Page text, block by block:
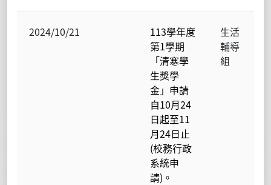
2024/10/21
113學年度
第1學期
「清寒學
生獎學
金」申請
自10月24
日起至11
月24日止
(校務行政
系統申
請)。
生活
輔導
組